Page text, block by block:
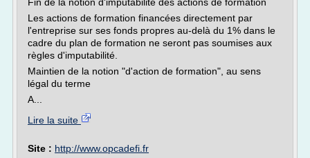
Les actions de formation financées directement par
l'entreprise sur ses fonds propres au-delà du 1% dans le
cadre du plan de formation ne seront pas soumises aux
règles d'imputabilité.
Maintien de la notion "d'action de formation", au sens
légal du terme
A...
Lire la suite
Site : http://www.opcadefi.fr